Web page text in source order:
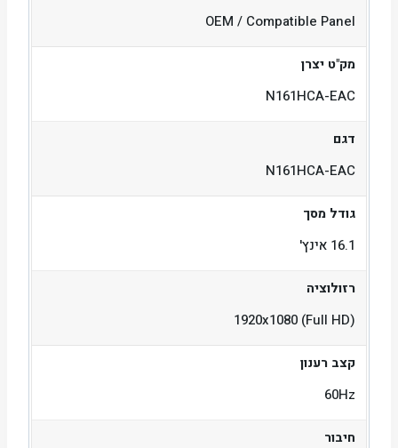
OEM / Compatible Panel
מק"ט יצרן
N161HCA-EAC
דגם
N161HCA-EAC
גודל מסך
16.1 אינץ'
רזולוציה
1920x1080 (Full HD)
קצב רענון
60Hz
חיבור